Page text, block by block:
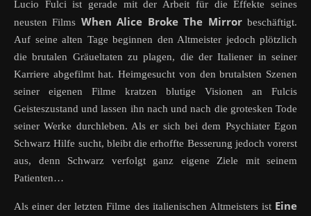
Lucio Fulci ist gerade mit der Arbeit für die Effekte seines
neusten Films When Alice Broke The Mirrorbeschäftigt.
Auf seine alten Tage beginnen den Altmeister jedoch plötzlich
die brutalen Gräueltaten zu plagen, die der Italiener in seiner
Karriere abgefilmt hat. Heimgesucht von den brutalsten Szenen
seiner eigenen Filme kratzen blutige Visionen an Fulcis
Geisteszustand und lassen ihn nach und nach die grotesken Tode
seiner Werke durchleben. Als er sich bei dem Psychiater Egon
Schwarz Hilfe sucht, bleibt die erhoffte Besserung jedoch vorerst
aus, denn Schwarz verfolgt ganz eigene Ziele mit seinem
Patienten…
Als einer der letzten Filme des italienischen Altmeisters ist Eine